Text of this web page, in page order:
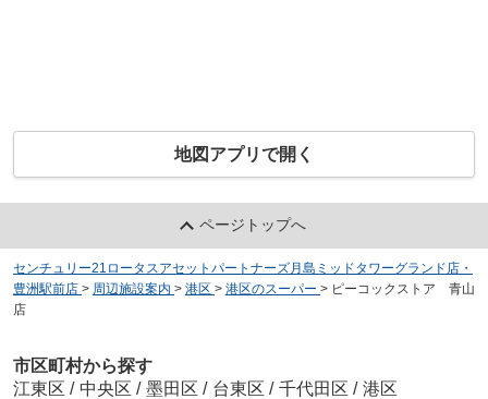
地図アプリで開く
ページトップへ
センチュリー21ロータスアセットパートナーズ月島ミッドタワーグランド店・
豊洲駅前店 > 周辺施設案内 > 港区 > 港区のスーパー > ピーコックストア 青山
店
市区町村から探す
江東区 / 中央区 / 墨田区 / 台東区 / 千代田区 / 港区